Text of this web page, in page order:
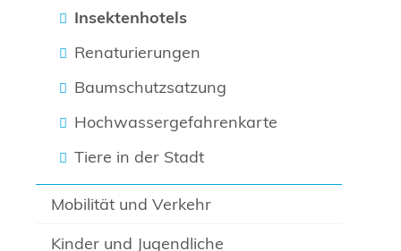
Insektenhotels
Renaturierungen
Baumschutzsatzung
Hochwassergefahrenkarte
Tiere in der Stadt
Mobilität und Verkehr
Kinder und Jugendliche